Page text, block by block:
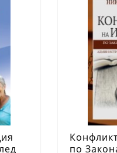
по